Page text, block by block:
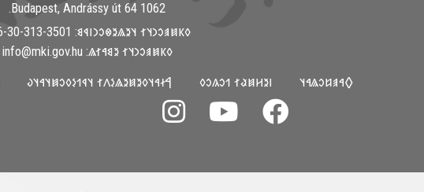
1062 Budapest, Andrássy út 64.
𐳓𐳞𐳯𐳠𐳛𐳙𐳦𐳐 𐳦𐳉𐳖𐳉𐳌𐳛𐳙𐳥𐳁𐳘: ‭+36-30-313-3501
𐳓𐳞𐳯𐳠𐳛𐳙𐳦𐳐 𐳉𐳘𐳀𐳐𐳖: info@mki.gov.hu
𐲓𐳀𐳠𐳆𐳛𐳖𐳀𐳦
𐳺𐳉𐳢𐳯𐳟𐳐 𐳒𐳛𐳍𐳛𐳓
𐲀𐳇𐳀𐳦𐳓𐳉𐳯𐳉𐳖𐳋𐳤𐳐 𐳦𐳁𐳒𐳋𐳓𐳛𐳯𐳦𐳀𐳦𐳜